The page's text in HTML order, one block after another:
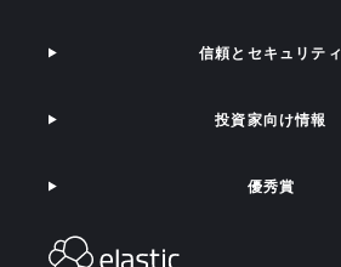
信頼とセキュリティ
投資家向け情報
優秀賞